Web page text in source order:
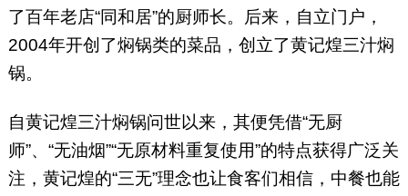
了百年老店“同和居”的厨师长。后来，自立门户，
2004年开创了焖锅类的菜品，创立了黄记煌三汁焖
锅。
自黄记煌三汁焖锅问世以来，其便凭借“无厨
师”、“无油烟”“无原材料重复使用”的特点获得广泛关
注，黄记煌的“三无”理念也让食客们相信，中餐也能